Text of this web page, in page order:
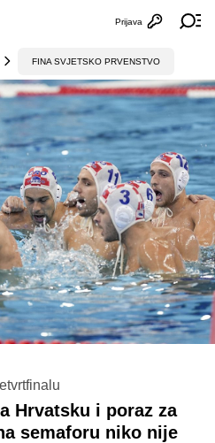
Otvori
Prijava
FINA SVJETSKO PRVENSTVO
Hrvatsku i poraz za
semaforu niko nije